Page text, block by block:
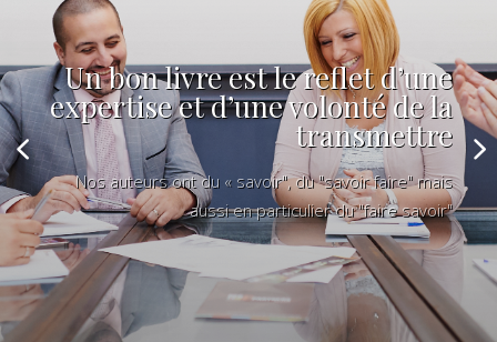
Un bon livre est le reflet d’une
expertise et d’une volonté de la
transmettre
Nos auteurs ont du « savoir", du "savoir faire" mais
aussi en particulier du "faire savoir"